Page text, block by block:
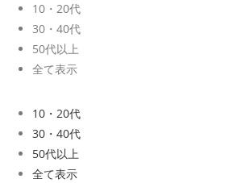
10・20代
30・40代
50代以上
全て表示
10・20代
30・40代
50代以上
全て表示